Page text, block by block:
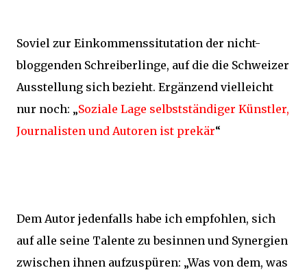
Soviel zur Einkommenssitutation der nicht-
bloggenden Schreiberlinge, auf die die Schweizer
Ausstellung sich bezieht. Ergänzend vielleicht
nur noch: „Soziale Lage selbstständiger Künstler,
Journalisten und Autoren ist prekär“
Dem Autor jedenfalls habe ich empfohlen, sich
auf alle seine Talente zu besinnen und Synergien
zwischen ihnen aufzuspüren: „Was von dem, was